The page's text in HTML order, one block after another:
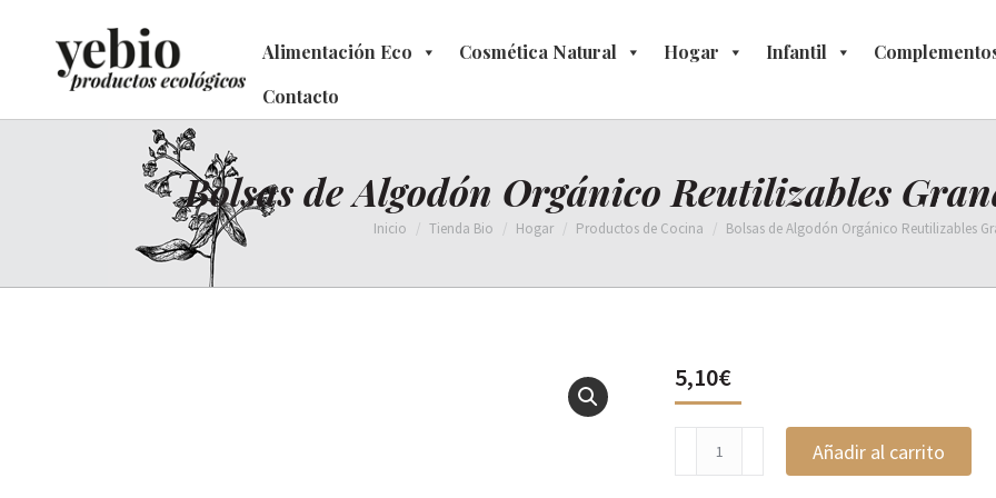
Alimentación Eco Cosmética Natural Hogar Infantil
Contacto
Bolsas de Algodón Orgánico Reutilizables
Estás aquí:
Inicio Tienda Bio Hogar Productos de Cocina Bolsas de Algodón Orgánico Reutilizables
5,10€
Algodón
Añadir al carrito
Alimentación Eco Cosmética Natural Hogar Infantil
Contacto